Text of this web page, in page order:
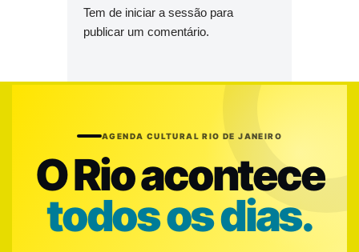
Tem de iniciar a sessão para
publicar um comentário.
AGENDA CULTURAL RIO DE JANEIRO
O Rio acontece
todos os dias.